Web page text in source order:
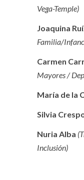
Vega-Temple)
Joaquina
Familia/
Carmen
Mayores /
María de la
Silvia
Nuria Alba
Inclusión)